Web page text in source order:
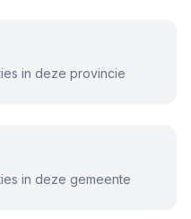
in deze provincie
in deze gemeente